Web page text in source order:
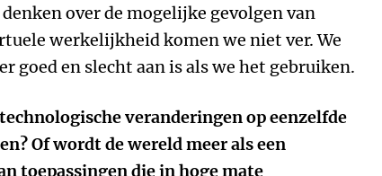
over de mogelijke gevolgen van
werkelijkheid komen we niet ver. We
goed en slecht aan is als we het gebruiken.
veranderingen op eenzelfde
Of wordt de wereld meer als een
toepassingen die in hoge mate